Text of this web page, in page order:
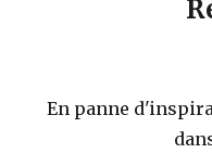
En panne